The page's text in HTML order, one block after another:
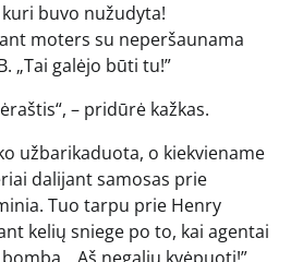
buvo nužudyta!
moters su neperšaunama
„Tai galėjo būti tu!”
– pridūrė kažkas.
užbarikaduota, o kiekviename
dalijant samosas prie
Tuo tarpu prie Henry
kelių sniege po to, kai agentai